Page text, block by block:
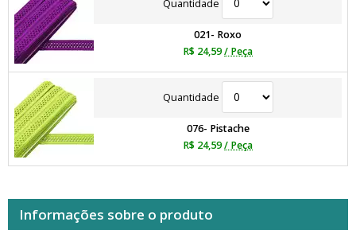
Quantidade
021- Roxo
R$ 24,59/ Peça
Quantidade
076- Pistache
R$ 24,59/ Peça
Informações sobre o produto